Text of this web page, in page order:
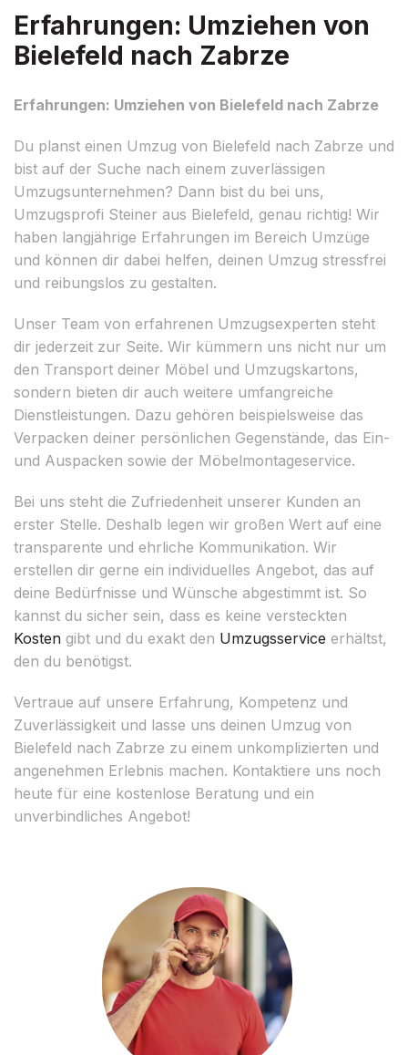
Erfahrungen: Umziehen von
Bielefeld nach Zabrze
Erfahrungen: Umziehen von Bielefeld nach Zabrze
Du planst einen Umzug von Bielefeld nach Zabrze und
bist auf der Suche nach einem zuverlässigen
Umzugsunternehmen? Dann bist du bei uns,
Umzugsprofi Steiner aus Bielefeld, genau richtig! Wir
haben langjährige Erfahrungen im Bereich Umzüge
und können dir dabei helfen, deinen Umzug stressfrei
und reibungslos zu gestalten.
Unser Team von erfahrenen Umzugsexperten steht
dir jederzeit zur Seite. Wir kümmern uns nicht nur um
den Transport deiner Möbel und Umzugskartons,
sondern bieten dir auch weitere umfangreiche
Dienstleistungen. Dazu gehören beispielsweise das
Verpacken deiner persönlichen Gegenstände, das Ein-
und Auspacken sowie der Möbelmontageservice.
Bei uns steht die Zufriedenheit unserer Kunden an
erster Stelle. Deshalb legen wir großen Wert auf eine
transparente und ehrliche Kommunikation. Wir
erstellen dir gerne ein individuelles Angebot, das auf
deine Bedürfnisse und Wünsche abgestimmt ist. So
kannst du sicher sein, dass es keine versteckten
Kosten gibt und du exakt den Umzugsservice erhältst,
den du benötigst.
Vertraue auf unsere Erfahrung, Kompetenz und
Zuverlässigkeit und lasse uns deinen Umzug von
Bielefeld nach Zabrze zu einem unkomplizierten und
angenehmen Erlebnis machen. Kontaktiere uns noch
heute für eine kostenlose Beratung und ein
unverbindliches Angebot!